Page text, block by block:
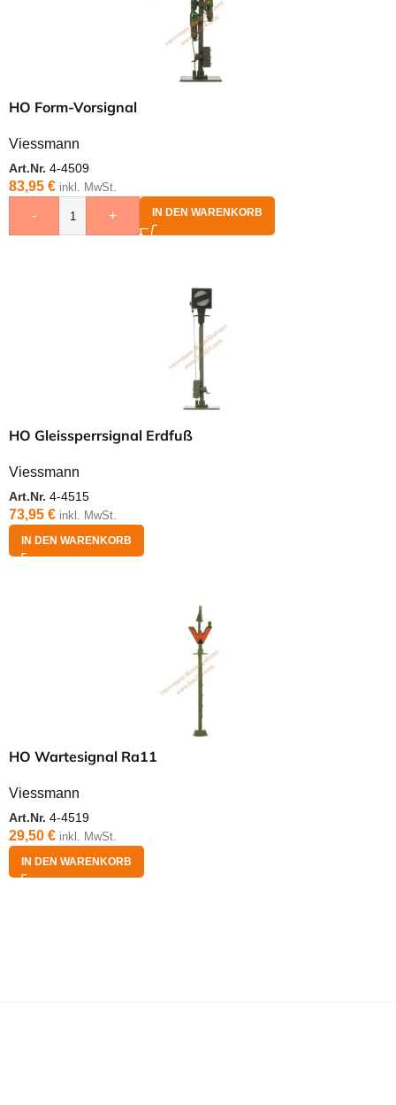
HO Form-Vorsignal
Viessmann
Art.Nr. 4-4509
83,95 € inkl. MwSt.
- + IN DEN WARENKORB
HO Gleissperrsignal Erdfuß
Viessmann
Art.Nr. 4-4515
73,95 € inkl. MwSt.
IN DEN WARENKORB
HO Wartesignal Ra11
Viessmann
Art.Nr. 4-4519
29,50 € inkl. MwSt.
IN DEN WARENKORB